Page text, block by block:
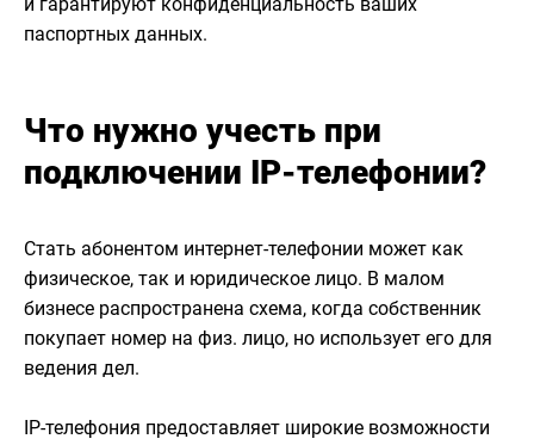
и гарантируют конфиденциальность ваших
паспортных данных.
Что нужно учесть при
подключении IP-телефонии?
Стать абонентом интернет-телефонии может как
физическое, так и юридическое лицо. В малом
бизнесе распространена схема, когда собственник
покупает номер на физ. лицо, но использует его для
ведения дел.
IP-телефония предоставляет широкие возможности